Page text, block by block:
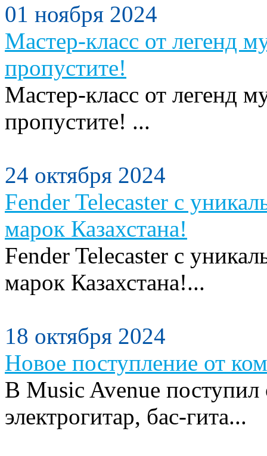
01 ноября 2024
Мастер-класс от легенд
пропустите!
Мастер-класс от легенд
пропустите! ...
24 октября 2024
Fender Telecaster с
марок Казахстана!
Fender Telecaster с
марок Казахстана!...
18 октября 2024
Новое поступление от
В Music Avenue
электрогитар, бас-гита...